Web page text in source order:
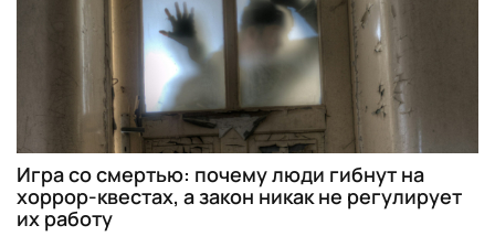
Игра со смертью: почему люди гибнут на
хоррор-квестах, а закон никак не регулирует
их работу